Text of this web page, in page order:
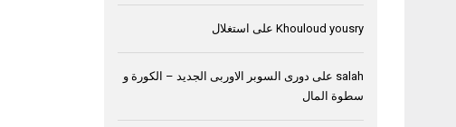
Khouloud yousry على استغلال
salah على دورى السوبر الاوربى الجديد – الكورة و
سطوة المال